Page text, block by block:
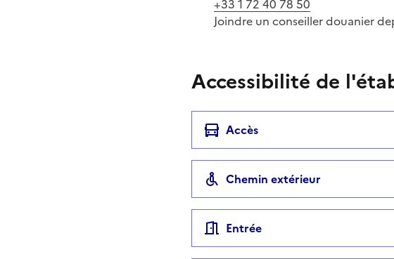
+33 1 72 40 78 50
Joindre un conseiller douanier
Accessibilité de
Accès
Chemin extérieur
Entrée